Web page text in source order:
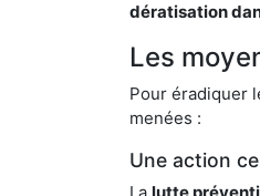
dératisation
Les
Pour éradiquer
menées :
Une action